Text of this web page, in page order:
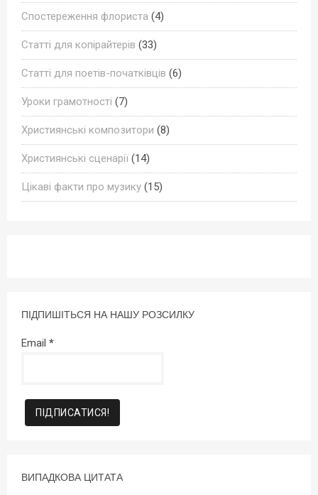
Спостереження флориста (4)
Статті для копірайтерів (33)
Статті для поетів-початківців (6)
Уроки грамотності (7)
Християнські композитори (8)
Християнські сценарії (14)
Цікаві факти про музику (15)
ПІДПИШІТЬСЯ НА НАШУ РОЗСИЛКУ
Email *
ВИПАДКОВА ЦИТАТА